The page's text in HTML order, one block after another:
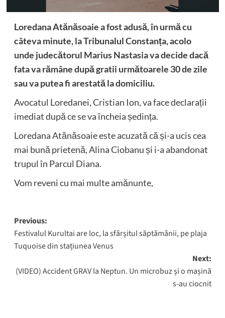
Loredana Atănăsoaie a fost adusă, în urmă cu
câteva minute, la Tribunalul Constanța, acolo
unde judecătorul Marius Nastasia va decide dacă
fata va rămâne după gratii următoarele 30 de zile
sau va putea fi arestată la domiciliu.
Avocatul Loredanei, Cristian Ion, va face declarații
imediat după ce se va încheia ședința.
Loredana Atănăsoaie este acuzată că și-a ucis cea
mai bună prietenă, Alina Ciobanu și i-a abandonat
trupul în Parcul Diana.
Vom reveni cu mai multe amănunte,
Post
navigation
Previous:
Festivalul Kurultai are loc, la sfârșitul săptămânii, pe plaja
Tuquoise din stațiunea Venus
Next:
(VIDEO) Accident GRAV la Neptun. Un microbuz și o mașină
s-au ciocnit